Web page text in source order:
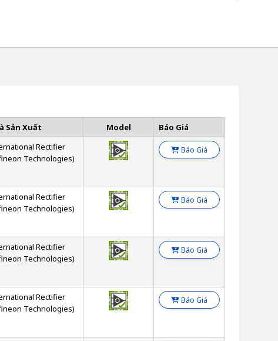
Sản Xuất Model Báo Giá
Rectifier
Technologies)
Báo Giá
Rectifier
Technologies)
Báo Giá
Rectifier
Technologies)
Báo Giá
Rectifier
Technologies)
Báo Giá